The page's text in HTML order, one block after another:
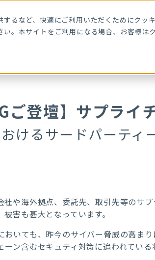
るなど、快適にご利用いただくためにクッ
い。本サイトをご利用になる場合、お客様は
サービス・製品
ご登壇】サプラ
けるサードパーティ
社や海外拠点、委託先、取引先等のサ
害も甚大となっています。
おいても、昨今のサイバー脅威の高ま
ーン含むセキュティ対策に追われている